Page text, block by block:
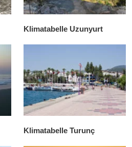
Klimatabelle Uzunyurt
Klimatabelle Turunç